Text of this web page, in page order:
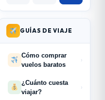
GUÍAS DE VIAJE
Cómo comprar
vuelos baratos
›
¿Cuánto cuesta
viajar?
›